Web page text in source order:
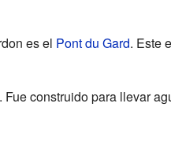
es el Pont du Gard. Este
construido para llevar